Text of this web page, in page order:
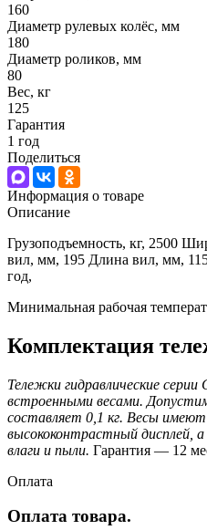
160
Диаметр рулевых колёс, мм
180
Диаметр роликов, мм
80
Вес, кг
125
Гарантия
1 год
Поделиться
Информация о товаре
Описание
Грузоподъемность, кг, 2500
вил, мм, 195 Длина вил, мм,
год,
Минимальная рабочая
Комплектация
Тележки гидравлические серии
встроенными весами.
составляет 0,1 кг. Весы
высококонтрастный дисплей,
влаги и пыли. Гарантия — 12
Оплата
Оплата товара.